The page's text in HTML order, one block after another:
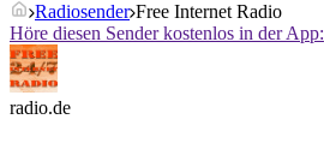
Radiosender Free Internet Radio
Höre diesen Sender kostenlos in der App:
radio.de